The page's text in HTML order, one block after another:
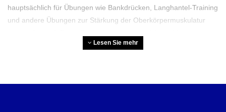
hauptsächlich für Übungen wie Bankdrücken, Langhantel-Training
und andere Übungen zur Stärkung der Oberkörpermuskulatur
Oberfläche, die für die sichere und effektive Durchführung von
Lesen Sie mehr